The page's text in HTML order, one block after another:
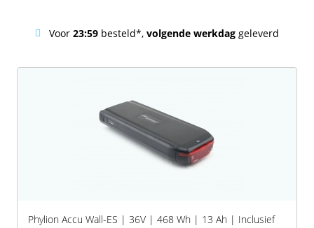
Voor 23:59 besteld*, volgende werkdag geleverd
Phylion Accu Wall-ES | 36V | 468 Wh | 13 Ah | Inclusief